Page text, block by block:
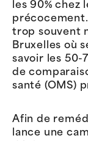
les 90% chez
trop souvent
Bruxelles où
savoir les 50-
de
santé (OMS)
Afin de
lance une